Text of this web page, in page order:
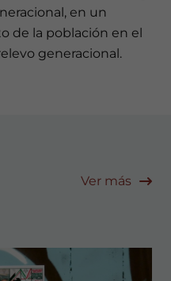
en un
de la población en el
generacional.
Ver más